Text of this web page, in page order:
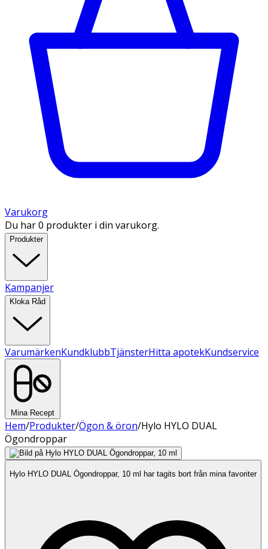
Varukorg
Du har 0 produkter i din varukorg.
Produkter
Kampanjer
Kloka Råd
VarumärkenKundklubbTjänsterHitta apotekKundservice
Mina Recept
Hem/Produkter/Ögon & öron/Hylo HYLO DUAL
Ögondroppar
Hylo HYLO DUAL Ögondroppar, 10 ml har tagits bort från mina favoriter